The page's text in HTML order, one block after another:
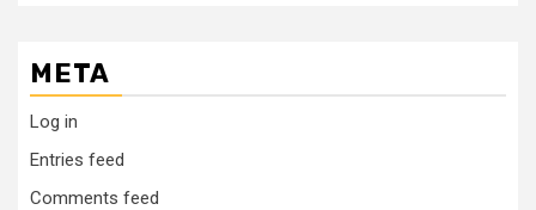
META
Log in
Entries feed
Comments feed